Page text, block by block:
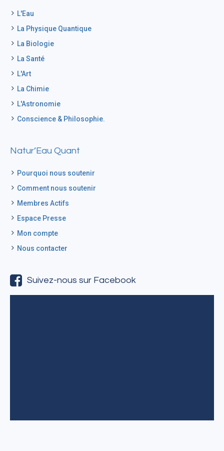
L'Eau
La Physique Quantique
La Biologie
La Santé
L'Art
La Chimie
L'Astronomie
Conscience & Philosophie.
Natur’Eau Quant
Pourquoi nous soutenir
Comment nous soutenir
Membres Actifs
Espace Presse
Mon compte
Nous contacter
Suivez-nous sur Facebook